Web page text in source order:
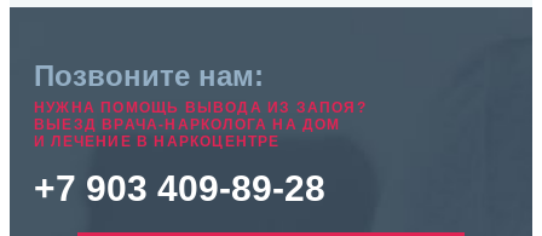
Позвоните нам:
НУЖНА ПОМОЩЬ ВЫВОДА ИЗ ЗАПОЯ?
ВЫЕЗД ВРАЧА-НАРКОЛОГА НА ДОМ
И ЛЕЧЕНИЕ В НАРКОЦЕНТРЕ
+7 903 409-89-28